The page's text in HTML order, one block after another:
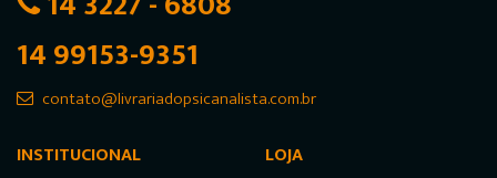
14 99153-9351
contato@livrariadopsicanalista.com.br
INSTITUCIONAL LOJA